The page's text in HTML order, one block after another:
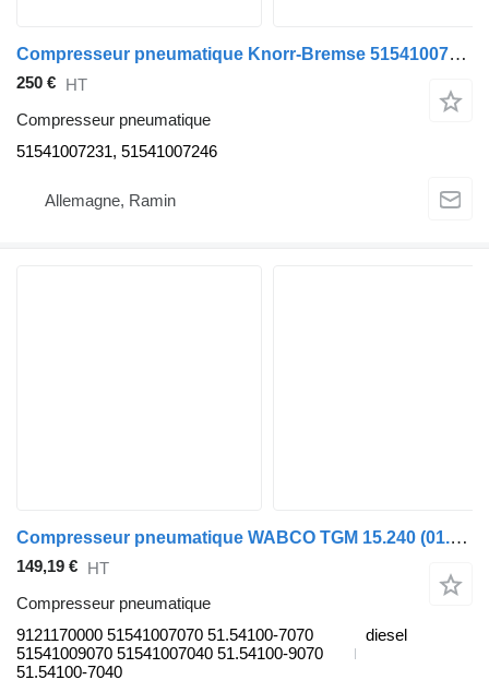
Compresseur pneumatique Knorr-Bremse 51541007231 pour tracteur routier MAN TGX TGS
250 € HT
Compresseur pneumatique
51541007231, 51541007246
Allemagne, Ramin
Compresseur pneumatique WABCO TGM 15.240 (01.05-) 9121170000 pour tracteur routier MAN TGL, TGM, TGS, TGX (2005-2021)
149,19 € HT
Compresseur pneumatique
9121170000 51541007070 51.54100-7070
51541009070 51541007040 51.54100-9070
51.54100-7040
diesel